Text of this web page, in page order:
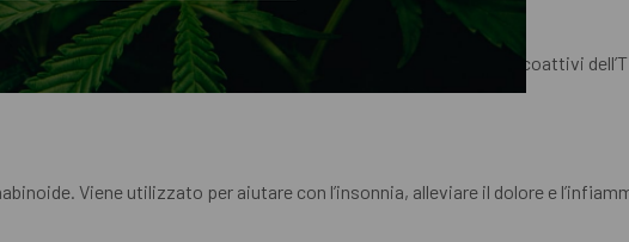
medicinali e del fatto che non causa gli stessi effetti psicoattivi
Viene utilizzato per aiutare con l’insonnia, alleviare il dolore e